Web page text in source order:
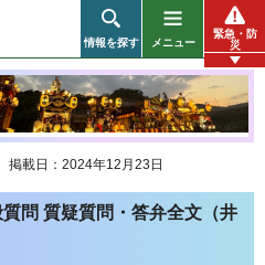
情報を探す メニュー
緊急・防
災
掲載日：2024年12月23日
問 質疑質問・答弁全文（井